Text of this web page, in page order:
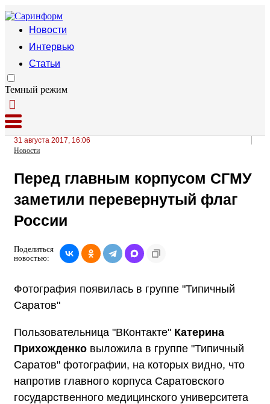
Новости
Интервью
Статьи
Темный режим
31 августа 2017, 16:06
Новости
Перед главным корпусом СГМУ
заметили перевернутый флаг
России
Поделиться
новостью:
Фотография появилась в группе "Типичный
Саратов"
Пользовательница "ВКонтакте" Катерина
Прихожденко выложила в группе "Типичный
Саратов" фотографии, на которых видно, что
напротив главного корпуса Саратовского
государственного медицинского университета